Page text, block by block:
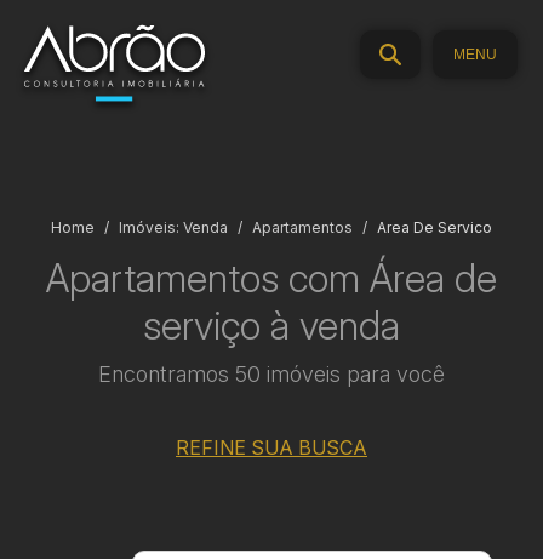
MENU
Home Imóveis: Venda Apartamentos Area De Servico
Apartamentos com Área de
serviço à venda
Encontramos 50 imóveis para você
REFINE SUA BUSCA